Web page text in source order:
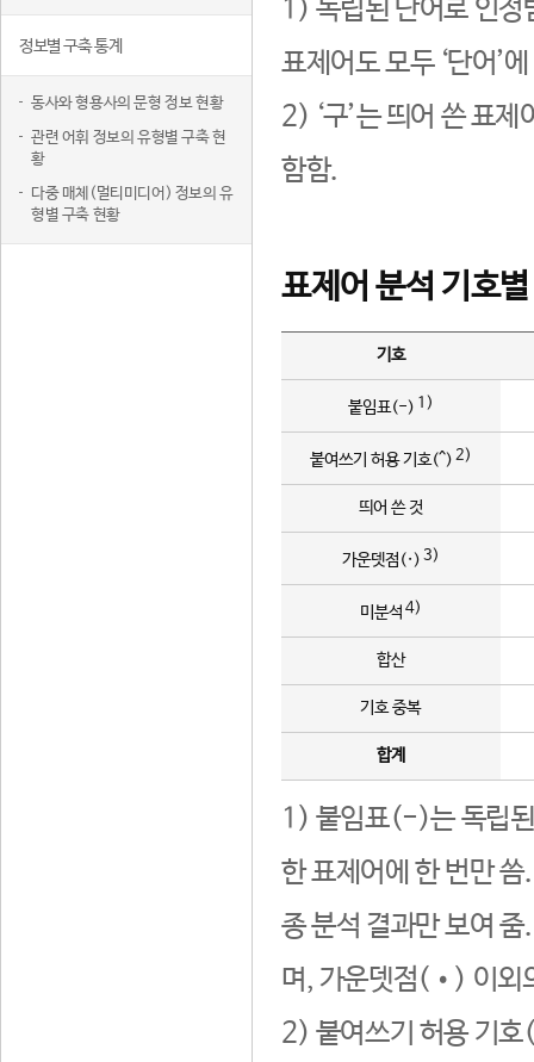
정보별 구축 통계
동사와 형용사의 문형 정보 현황
관련 어휘 정보의 유형별 구축 현
황
다중 매체(멀티미디어) 정보의 유
형별 구축 현황
1) 독립된 단어로 인정
표제어도 모두 ‘단어’
2) ‘구’는 띄어 쓴 표
함함.
표제어 분석 기호
기호
붙임표(-) 1)
붙여쓰기 허용 기호(^) 2)
띄어 쓴 것
가운뎃점(·) 3)
미분석 4)
합산
기호 중복
합계
1) 붙임표(-)는 독립된
한 표제어에 한 번만
종 분석 결과만 보여
며, 가운뎃점(•) 이외
2) 붙여쓰기 허용 기호